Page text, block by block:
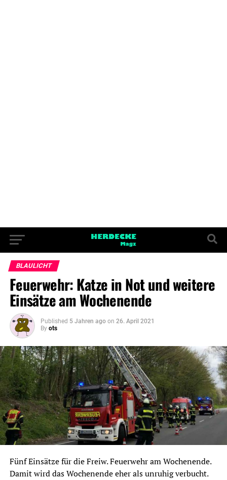
BLAULICHT
Feuerwehr: Katze in Not und weitere
Einsätze am Wochenende
Published 5 Jahren ago on 26. April 2021
By ots
Fünf Einsätze für die Freiw. Feuerwehr am Wochenende.
Damit wird das Wochenende eher als unruhig verbucht.